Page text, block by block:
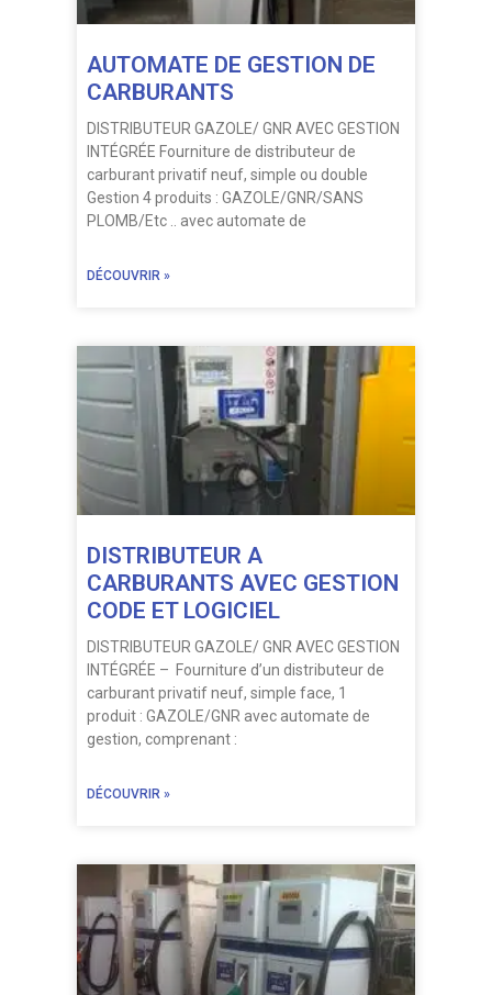
AUTOMATE DE GESTION DE
CARBURANTS
DISTRIBUTEUR GAZOLE/ GNR AVEC GESTION
INTÉGRÉE Fourniture de distributeur de
carburant privatif neuf, simple ou double
Gestion 4 produits : GAZOLE/GNR/SANS
PLOMB/Etc .. avec automate de
DÉCOUVRIR »
DISTRIBUTEUR A
CARBURANTS AVEC GESTION
CODE ET LOGICIEL
DISTRIBUTEUR GAZOLE/ GNR AVEC GESTION
INTÉGRÉE – Fourniture d’un distributeur de
carburant privatif neuf, simple face, 1
produit : GAZOLE/GNR avec automate de
gestion, comprenant :
DÉCOUVRIR »